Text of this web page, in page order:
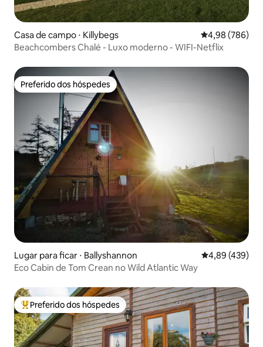
Casa de campo ⋅ Killybegs 4,98 de uma
4,98 (786)
Beachcombers Chalé - Luxo moderno - WIFI-Netflix
Preferido dos hóspedes
Preferido dos hóspedes
Lugar para ficar ⋅ Ballyshannon 4,89 de uma
4,89 (439)
Eco Cabin de Tom Crean no Wild Atlantic Way
Entre os melhores preferidos dos hóspedes
Preferido dos hóspedes